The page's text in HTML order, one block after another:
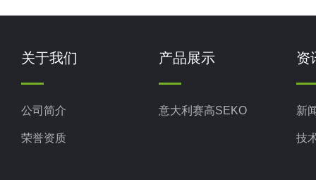
关于我们
公司简介
荣誉资质
产品展示
意大利赛高SEKO
资
新
技